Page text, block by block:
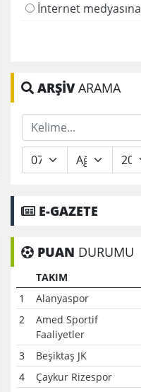
İnternet medyasına
ARŞİVARAMA
E-GAZETE
PUAN DURUMU
TAKIM
1
Alanyaspor
2
Amed Sportif
Faaliyetler
3 Beşiktaş JK
4
Çaykur Rizespor